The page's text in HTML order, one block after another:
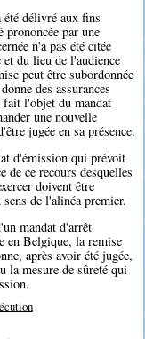
été délivré aux fins
prononcée par une
n'a pas été citée
du lieu de l'audience
peut être subordonnée
des assurances
fait l'objet du mandat
une nouvelle
jugée en sa présence.
d'émission qui prévoit
de ce recours desquelles
doivent être
sens de l'alinéa premier.
mandat d'arrêt
en Belgique, la remise
après avoir été jugée,
la mesure de sûreté qui